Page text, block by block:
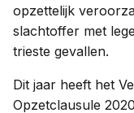
opzettelijk
slachtoffer met
trieste gevallen.
Dit jaar heeft het
Opzetclausule